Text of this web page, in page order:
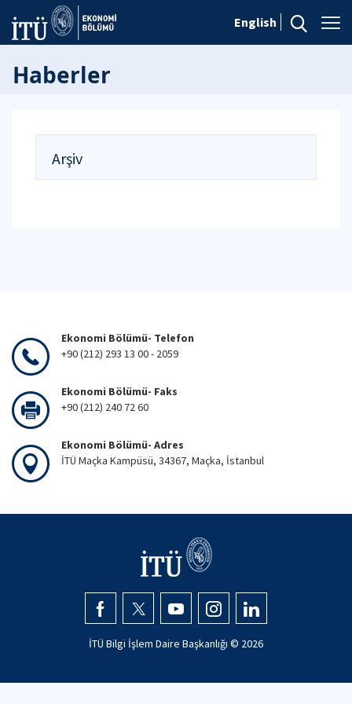
English
Haberler
Arşiv
Ekonomi Bölümü- Telefon
+90 (212) 293 13 00 - 2059
Ekonomi Bölümü- Faks
+90 (212) 240 72 60
Ekonomi Bölümü- Adres
İTÜ Maçka Kampüsü, 34367, Maçka, İstanbul
İTÜ Bilgi İşlem Daire Başkanlığı © 2026